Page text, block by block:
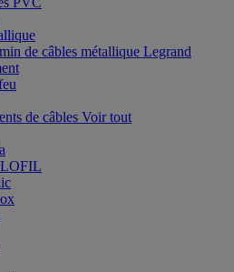
de câbles métallique Legrand
de câbles Voir tout